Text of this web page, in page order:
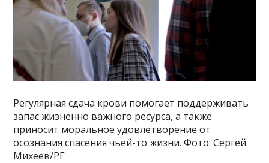
Регулярная сдача крови помогает поддерживать
запас жизненно важного ресурса, а также
приносит моральное удовлетворение от
осознания спасения чьей-то жизни. Фото: Сергей
Михеев/РГ